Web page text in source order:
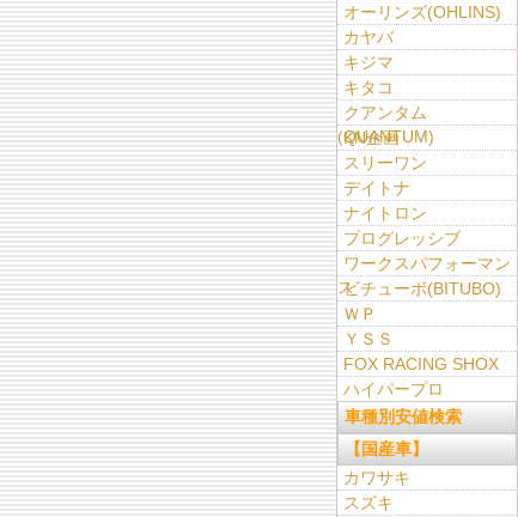
オーリンズ(OHLINS)
カヤバ
キジマ
キタコ
クアンタム
(QUANTUM)
KN企画
スリーワン
デイトナ
ナイトロン
プログレッシブ
ワークスパフォーマン
ス
ビチューボ(BITUBO)
ＷＰ
ＹＳＳ
FOX RACING SHOX
ハイパープロ
車種別安値検索
【国産車】
カワサキ
スズキ